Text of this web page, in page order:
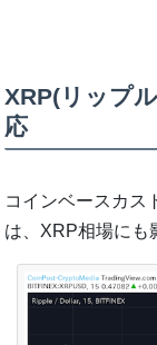
XRP(リップ
応
コインベースカス
は、XRP相場にも